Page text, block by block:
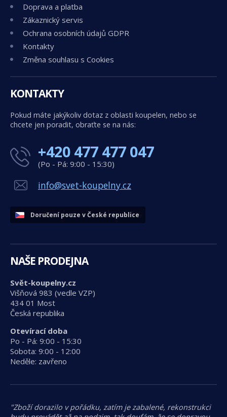
Doprava a platba
Zákaznický servis
Ochrana osobních údajů GDPR
Kontakty
Změna souhlasu s Cookies
KONTAKTY
Pokud máte jakýkoliv dotaz z oblasti koupelen, nebo se
chcete jen poradit, obraťte se na nás:
+420 477 477 047
(Po - Pá: 9:00 - 15:30)
info@svet-koupelny.cz
Doručení pouze v České republice
NAŠE PRODEJNA
Svět-koupelny.cz
Višňová 983 (vedle VZP)
434 01 Most
Česká republika
Otevírací doba
Po - Pá: 9:00 - 15:30
Sobota: 9:00 - 12:00
Neděle: zavřeno
"Zboží dorazilo v pořádku, zatím je zabalené, rekonstrukci